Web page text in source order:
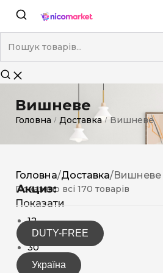
Вишневе
Головна / Доставка / Вишневе
Акциз:
DUTY-FREE
Україна
Головна/Доставка/Вишневе
Показано всі 170 товарів
Показати
12
15
30